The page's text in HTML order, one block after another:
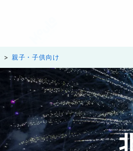
親子・子供向け